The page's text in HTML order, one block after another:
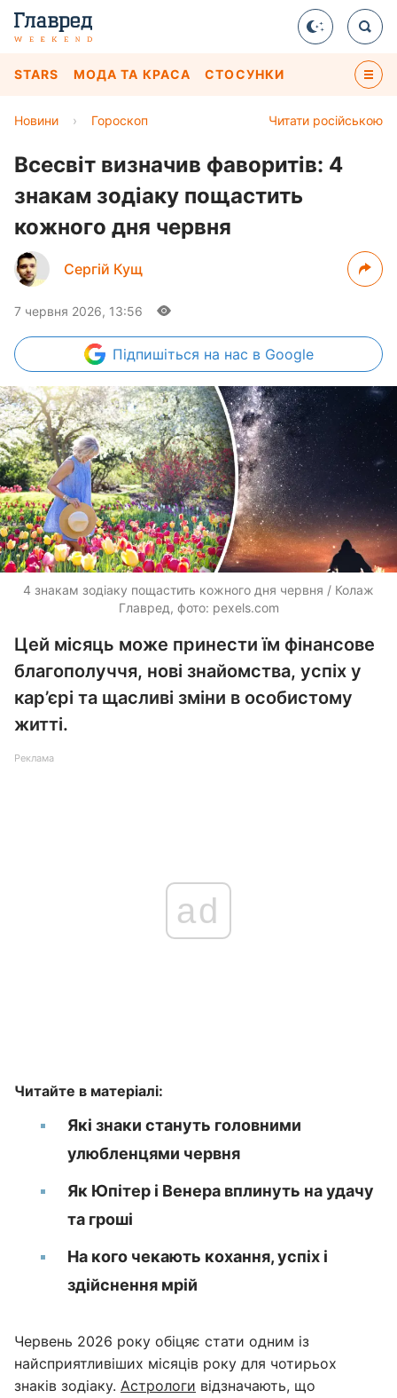
STARS МОДА ТА КРАСА СТОСУНКИ
Читати російською
Новини › Гороскоп
Всесвіт визначив фаворитів: 4
знакам зодіаку пощастить
кожного дня червня
Сергій Кущ
7 червня 2026, 13:56
Підпишіться на нас в Google
4 знакам зодіаку пощастить кожного дня червня / Колаж
Главред, фото: pexels.com
Цей місяць може принести їм фінансове
благополуччя, нові знайомства, успіх у
кар’єрі та щасливі зміни в особистому
житті.
Реклама
ad
Читайте в матеріалі:
Які знаки стануть головними
улюбленцями червня
Як Юпітер і Венера вплинуть на удачу
та гроші
На кого чекають кохання, успіх і
здійснення мрій
Червень 2026 року обіцяє стати одним із
найсприятливіших місяців року для чотирьох
знаків зодіаку. Астрологи відзначають, що